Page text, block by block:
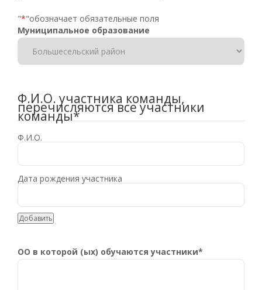
"*"обозначает обязательные поля
Муниципальное образование
Ф.И.О. участника команды,
перечисляются все участники
команды*
Добавить
ОО в которой (ых) обучаются участники*